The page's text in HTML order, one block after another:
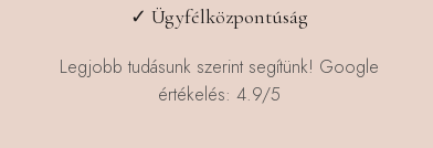
✓ Ügyfélközpontúság
Legjobb tudásunk szerint segítünk! Google
értékelés: 4.9/5